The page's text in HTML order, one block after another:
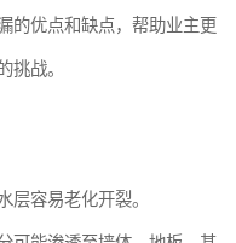
的优点和缺点，帮助业主更
挑战。
层容易老化开裂。